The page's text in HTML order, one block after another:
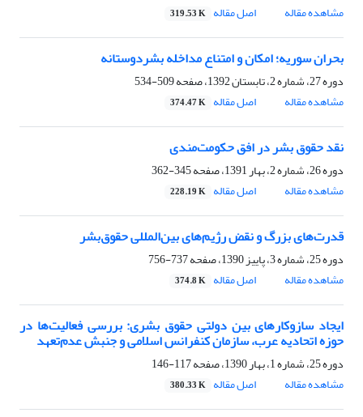
مشاهده مقاله
اصل مقاله 319.53 K
بحران سوریه؛ امکان و امتناع مداخله بشردوستانه
دوره 27، شماره 2، تابستان 1392، صفحه
509-534
مشاهده مقاله
اصل مقاله 374.47 K
نقد حقوق بشر در افق حکومت‌مندی
دوره 26، شماره 2، بهار 1391، صفحه
345-362
مشاهده مقاله
اصل مقاله 228.19 K
قدرت‌های بزرگ و نقض رژیم‌های بین‌المللی ‏حقوق‌بشر
دوره 25، شماره 3، پاییز 1390، صفحه
737-756
مشاهده مقاله
اصل مقاله 374.8 K
ایجاد سازوکارهای بین‌ دولتی حقوق بشری:‌ بررسی ‏فعالیت‌ها در
حوزه اتحادیه عرب،‌ سازمان کنفرانس ‏اسلامی و جنبش عدم‌تعهد ‏
دوره 25، شماره 1، بهار 1390، صفحه
117-146
مشاهده مقاله
اصل مقاله 380.33 K